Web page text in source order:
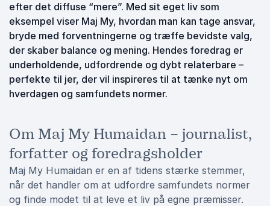
efter det diffuse “mere”. Med sit eget liv som
eksempel viser Maj My, hvordan man kan tage ansvar,
bryde med forventningerne og træffe bevidste valg,
der skaber balance og mening. Hendes foredrag er
underholdende, udfordrende og dybt relaterbare –
perfekte til jer, der vil inspireres til at tænke nyt om
hverdagen og samfundets normer.
Om Maj My Humaidan – journalist,
forfatter og foredragsholder
Maj My Humaidan er en af tidens stærke stemmer,
når det handler om at udfordre samfundets normer
og finde modet til at leve et liv på egne præmisser.